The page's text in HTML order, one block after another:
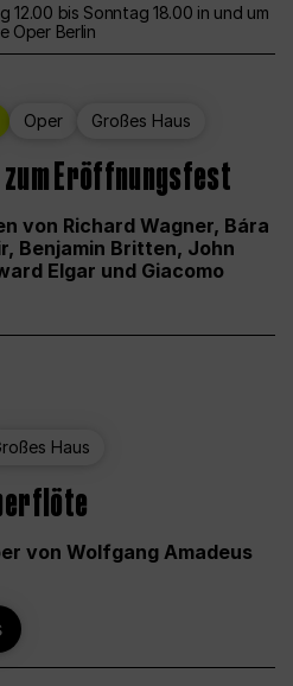
12.00 bis Sonntag 18.00 in und um
Oper Berlin
Oper Großes Haus
Eröffnungsfest
von Richard Wagner, Bára
Benjamin Britten, John
Elgar und Giacomo
Haus
von Wolfgang Amadeus